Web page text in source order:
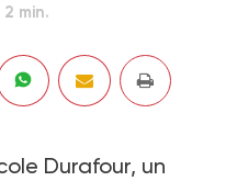
2 min.
Durafour, un